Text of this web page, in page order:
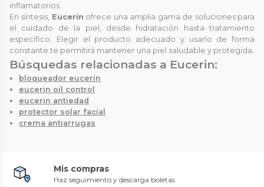
inflamatorios.
En síntesis, Eucerin ofrece una amplia gama de soluciones para
el cuidado de la piel, desde hidratación hasta tratamiento
específico. Elegir el producto adecuado y usarlo de forma
constante te permitirá mantener una piel saludable y protegida.
Búsquedas relacionadas a Eucerin:
bloqueador eucerin
eucerin oil control
eucerin antiedad
protector solar facial
crema antiarrugas
Mis compras
Haz seguimiento y descarga boletas